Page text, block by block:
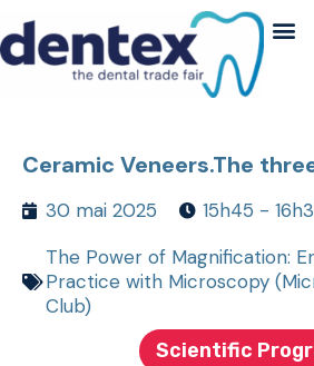
Ceramic Veneers.The
30 mai 2025
15h45 -
The Power of Magnification:
Practice with Microscopy
Club)
Scientific